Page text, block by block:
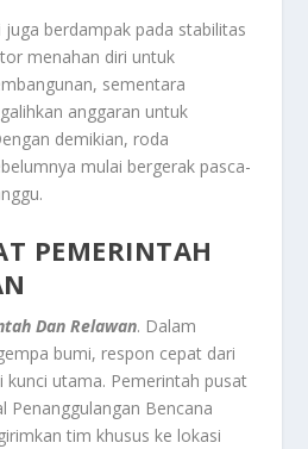
juga berdampak pada stabilitas
menahan diri untuk
sementara
anggaran untuk
demikian, roda
mulai bergerak pasca-
PEMERINTAH
Dan Relawan. Dalam
bumi, respon cepat dari
kunci utama. Pemerintah pusat
Penanggulangan Bencana
tim khusus ke lokasi